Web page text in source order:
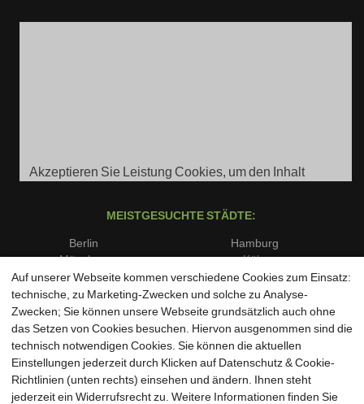
Akzeptieren Sie Leistung Cookies, um den Inhalt
MEISTGESUCHTE STÄDTE:
Berlin
München
Frankfurt am Main
Düsseldorf
Essen
Dresden
Hannover
Duisburg
Wuppertal
Bonn
Hamburg
Köln
Stuttgart
Dortmund
Bremen
Leipzig
Nürnberg
Bochum
Bielefeld
Auf unserer Webseite kommen verschiedene Cookies zum Einsatz:
technische, zu Marketing-Zwecken und solche zu Analyse-
Zwecken; Sie können unsere Webseite grundsätzlich auch ohne
das Setzen von Cookies besuchen. Hiervon ausgenommen sind die
technisch notwendigen Cookies. Sie können die aktuellen
Einstellungen jederzeit durch Klicken auf Datenschutz & Cookie-
Richtlinien (unten rechts) einsehen und ändern. Ihnen steht
jederzeit ein Widerrufsrecht zu. Weitere Informationen finden Sie